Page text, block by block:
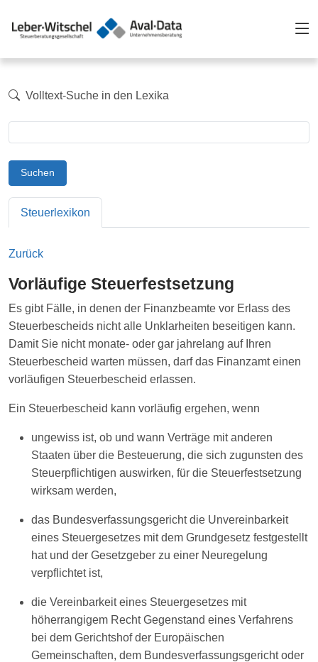
Volltext-Suche in den Lexika
Suchen
Steuerlexikon
Zurück
Vorläufige Steuerfestsetzung
Es gibt Fälle, in denen der Finanzbeamte vor Erlass des
Steuerbescheids nicht alle Unklarheiten beseitigen kann.
Damit Sie nicht monate- oder gar jahrelang auf Ihren
Steuerbescheid warten müssen, darf das Finanzamt einen
vorläufigen Steuerbescheid erlassen.
Ein Steuerbescheid kann vorläufig ergehen, wenn
ungewiss ist, ob und wann Verträge mit anderen
Staaten über die Besteuerung, die sich zugunsten des
Steuerpflichtigen auswirken, für die Steuerfestsetzung
wirksam werden,
das Bundesverfassungsgericht die Unvereinbarkeit
eines Steuergesetzes mit dem Grundgesetz festgestellt
hat und der Gesetzgeber zu einer Neuregelung
verpflichtet ist,
die Vereinbarkeit eines Steuergesetzes mit
höherrangigem Recht Gegenstand eines Verfahrens
bei dem Gerichtshof der Europäischen
Gemeinschaften, dem Bundesverfassungsgericht oder